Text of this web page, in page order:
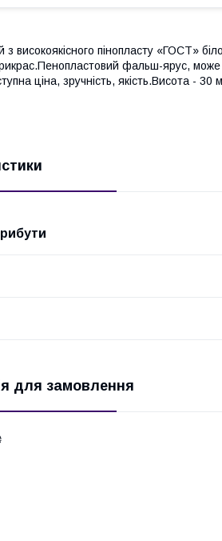
з високоякісного пінопласту «ГОСТ»
фальш-ярус, може
ціна, зручність, якість.Висота -
для замовлення